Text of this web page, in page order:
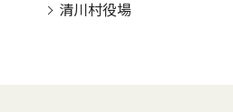
清川村役場